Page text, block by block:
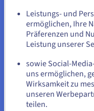
Datenresidenz
Für Branchen, die
B. DSGVO, HIPAA),
Vorschriften zu
bestimmten Orten
sodass
Datenaufbewahrung
us.ovhcloud.com/
Auf der aktuellen
Eine andere
Leistungs- und
ermöglichen, Ihre
Präferenzen und
Leistung unserer
sowie Social-
uns ermöglichen,
Wirksamkeit zu
unseren
teilen.